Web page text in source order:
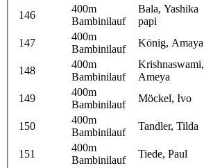
146
400m
Bambinilauf
Bala, Yashika
papi
147
400m
Bambinilauf
König, Amaya
148
400m
Bambinilauf
Krishnaswami,
Ameya
149
400m
Bambinilauf
Möckel, Ivo
150
400m
Bambinilauf
Tandler, Tilda
151
400m
Bambinilauf
Tiede, Paul